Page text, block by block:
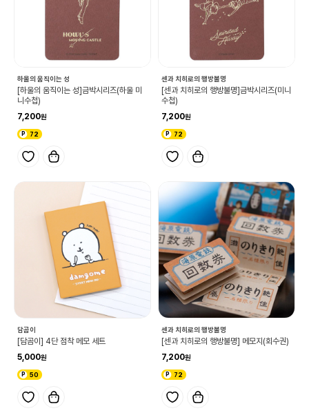
하울의 움직이는 성
[하울의 움직이는 성]금박시리즈(하울 미
니수첩)
7,200
72
센과 치히로의 행방불명
[센과 치히로의 행방불명]금박시리즈(미니
수첩)
7,200
72
담곰이
[담곰이] 4단 점착 메모 세트
5,000
50
센과 치히로의 행방불명
[센과 치히로의 행방불명] 메모지(회수권)
7,200
72